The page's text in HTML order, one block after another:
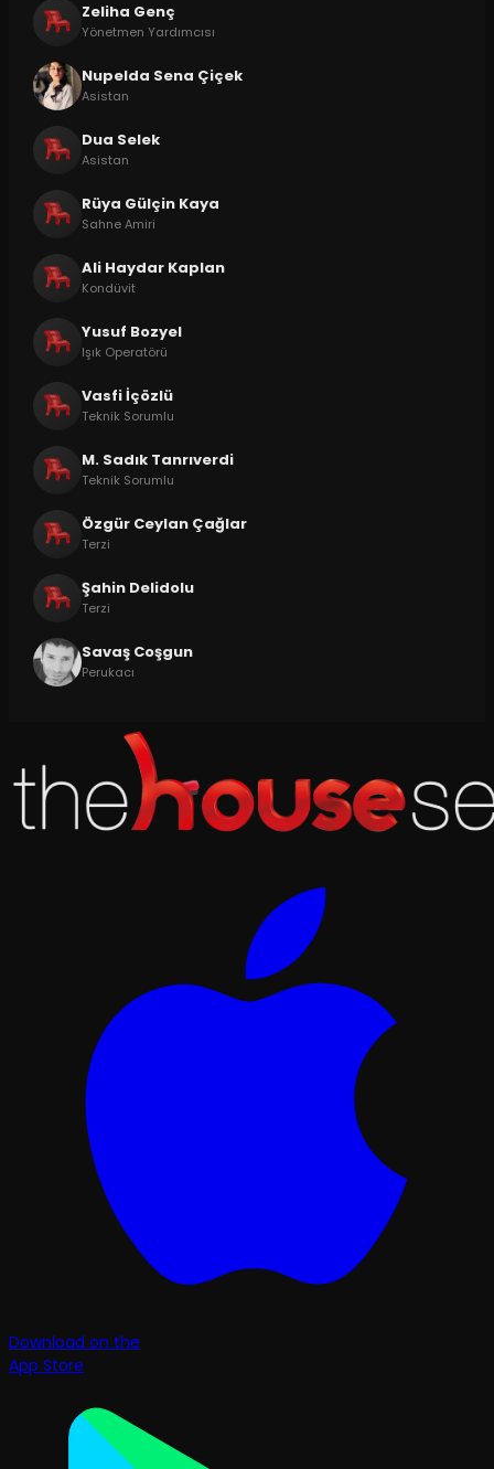
Zeliha Genç
Yönetmen Yardımcısı
Nupelda Sena Çiçek
Asistan
Dua Selek
Asistan
Rüya Gülçin Kaya
Sahne Amiri
Ali Haydar Kaplan
Kondüvit
Yusuf Bozyel
Işık Operatörü
Vasfi İçözlü
Teknik Sorumlu
M. Sadık Tanrıverdi
Teknik Sorumlu
Özgür Ceylan Çağlar
Terzi
Şahin Delidolu
Terzi
Savaş Coşgun
Perukacı
Download on the
App Store